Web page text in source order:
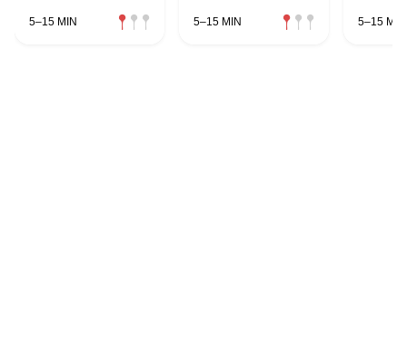
5–15 MIN 5–15 MIN 5–15 MIN